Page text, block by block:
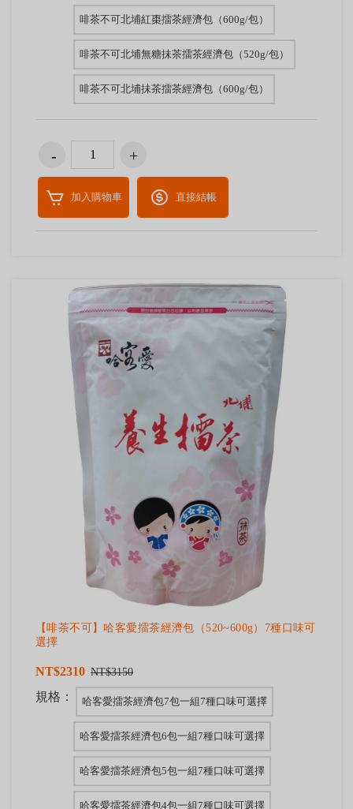
啡茶不可北埔紅棗擂茶經濟包（600g/包）
啡茶不可北埔無糖抺茶擂茶經濟包（520g/包）
啡茶不可北埔抺茶擂茶經濟包（600g/包）
加入購物車 直接結帳
【啡茶不可】哈客愛擂茶經濟包（520~600g）7種口味可
選擇
NT$2310 NT$3150
規格： 哈客愛擂茶經濟包7包一組7種口味可選擇
哈客愛擂茶經濟包6包一組7種口味可選擇
哈客愛擂茶經濟包5包一組7種口味可選擇
哈客愛擂茶經濟包4包一組7種口味可選擇